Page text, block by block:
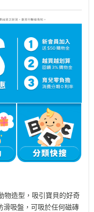
物造型，吸引寶貝的好奇
滑吸盤，可吸於任何磁磚